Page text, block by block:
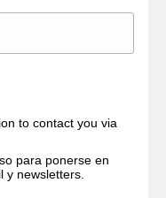
to contact you via
para ponerse en
y newsletters.